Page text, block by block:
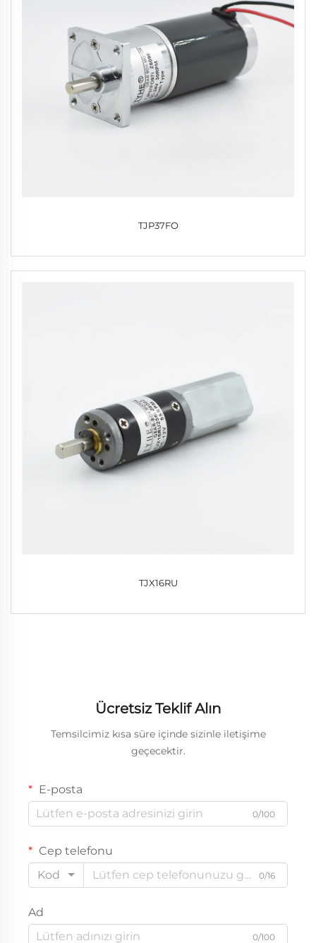
TJP37FO
TJX16RU
Ücretsiz Teklif Alın
Temsilcimiz kısa süre içinde sizinle iletişime
geçecektir.
E-posta
0/100
Cep telefonu
Kod
0/16
Ad
0/100